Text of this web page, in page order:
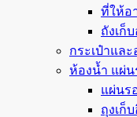
ที่ให้อ
ถังเก็
กระเป๋าแล
ห้องน้ำ แผ่
แผ่นร
ถุงเก็